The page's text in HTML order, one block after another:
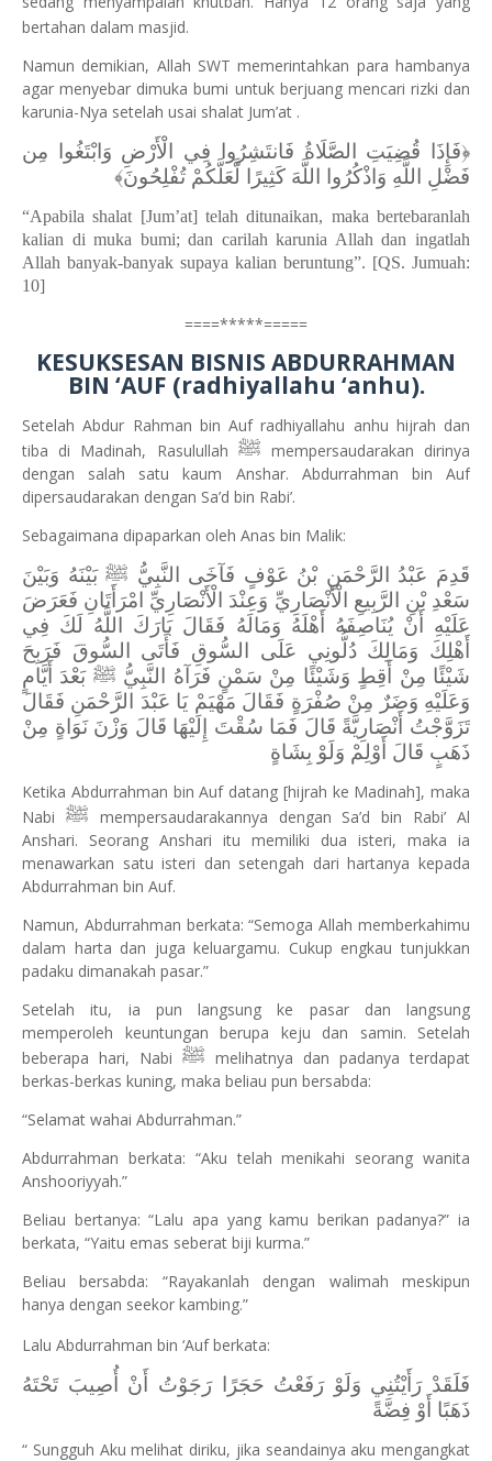
bertahan dalam masjid.
Namun demikian, Allah SWT memerintahkan para hambanya
agar menyebar dimuka bumi untuk berjuang mencari rizki dan
karunia-Nya setelah usai shalat Jum’at .
﴿فَإِذَا قُضِيَتِ الصَّلَاةُ فَانتَشِرُوا فِي الْأَرْضِ وَابْتَغُوا مِن
فَضْلِ اللَّهِ وَاذْكُرُوا اللَّهَ كَثِيرًا لَّعَلَّكُمْ تُفْلِحُونَ﴾
“Apabila shalat [Jum’at] telah ditunaikan, maka bertebaranlah
kalian di muka bumi; dan carilah karunia Allah dan ingatlah
Allah banyak-banyak supaya kalian beruntung”. [QS. Jumuah:
10]
====*****=====
KESUKSESAN BISNIS ABDURRAHMAN
BIN ‘AUF (radhiyallahu ‘anhu).
SetelahAbdur Rahman bin Auf radhiyallahu anhu hijrah dan
tiba di Madinah, Rasulullah ﷺ mempersaudarakan dirinya
dengan salah satu kaum Anshar. Abdurrahman bin Auf
dipersaudarakan dengan Sa’d bin Rabi’.
Sebagaimana dipaparkan oleh Anas bin Malik:
قَدِمَ عَبْدُ الرَّحْمَنِ بْنُ عَوْفٍ فَآخَى النَّبِيُّ ﷺ بَيْنَهُ وَبَيْنَ
سَعْدِ بْنِ الرَّبِيعِ الْأَنْصَارِيِّ وَعِنْدَ الْأَنْصَارِيِّ امْرَأَتَانِ فَعَرَضَ
عَلَيْهِ أَنْ يُنَاصِفَهُ أَهْلَهُ وَمَالَهُ فَقَالَ بَارَكَ اللَّهُ لَكَ فِي
أَهْلِكَ وَمَالِكَ دُلُّونِي عَلَى السُّوقِ فَأَتَى السُّوقَ فَرَبِحَ
شَيْئًا مِنْ أَقِطٍ وَشَيْئًا مِنْ سَمْنٍ فَرَآهُ النَّبِيُّ ﷺ بَعْدَ أَيَّامٍ
وَعَلَيْهِ وَضَرٌ مِنْ صُفْرَةٍ فَقَالَ مَهْيَمْ يَا عَبْدَ الرَّحْمَنِ فَقَالَ
تَزَوَّجْتُ أَنْصَارِيَّةً قَالَ فَمَا سُقْتَ إِلَيْهَا قَالَ وَزْنَ نَوَاةٍ مِنْ
ذَهَبٍ قَالَ أَوْلِمْ وَلَوْ بِشَاةٍ
Ketika Abdurrahman bin Auf datang [hijrah ke Madinah], maka
Nabi ﷺ mempersaudarakannya dengan Sa’d bin Rabi’ Al
Anshari. Seorang Anshari itu memiliki dua isteri, maka ia
menawarkan satu isteri dan setengah dari hartanya kepada
Abdurrahman bin Auf.
Namun, Abdurrahman berkata: “Semoga Allah memberkahimu
dalam harta dan juga keluargamu. Cukup engkau tunjukkan
padaku dimanakah pasar.”
Setelah itu, ia pun langsung ke pasar dan langsung
memperoleh keuntungan berupa keju dan samin. Setelah
beberapa hari, Nabi ﷺ melihatnya dan padanya terdapat
berkas-berkas kuning, maka beliau pun bersabda:
“Selamat wahai Abdurrahman.”
Abdurrahman berkata: “Aku telah menikahi seorang wanita
Anshooriyyah.”
Beliau bertanya: “Lalu apa yang kamu berikan padanya?” ia
berkata, “Yaitu emas seberat biji kurma.”
Beliau bersabda: “Rayakanlah dengan walimah meskipun
hanya dengan seekor kambing.”
Lalu Abdurrahman bin ‘Auf berkata:
فَلَقَدْ رَأَيْتُنِي وَلَوْ رَفَعْتُ حَجَرًا رَجَوْتُ أَنْ أُصِيبَ تَحْتَهُ
ذَهَبًا أَوْ فِضَّةً
“ Sungguh Aku melihat diriku, jika seandainya aku mengangkat